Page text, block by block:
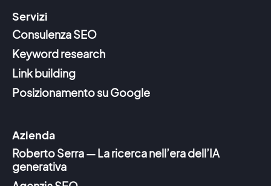
Servizi
Consulenza SEO
Keyword research
Link building
Posizionamento su Google
Azienda
Roberto Serra — La ricerca nell’era dell’IA
generativa